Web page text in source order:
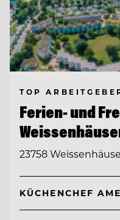
TOP
Ferien- und
23758
KÜCHENCHEF